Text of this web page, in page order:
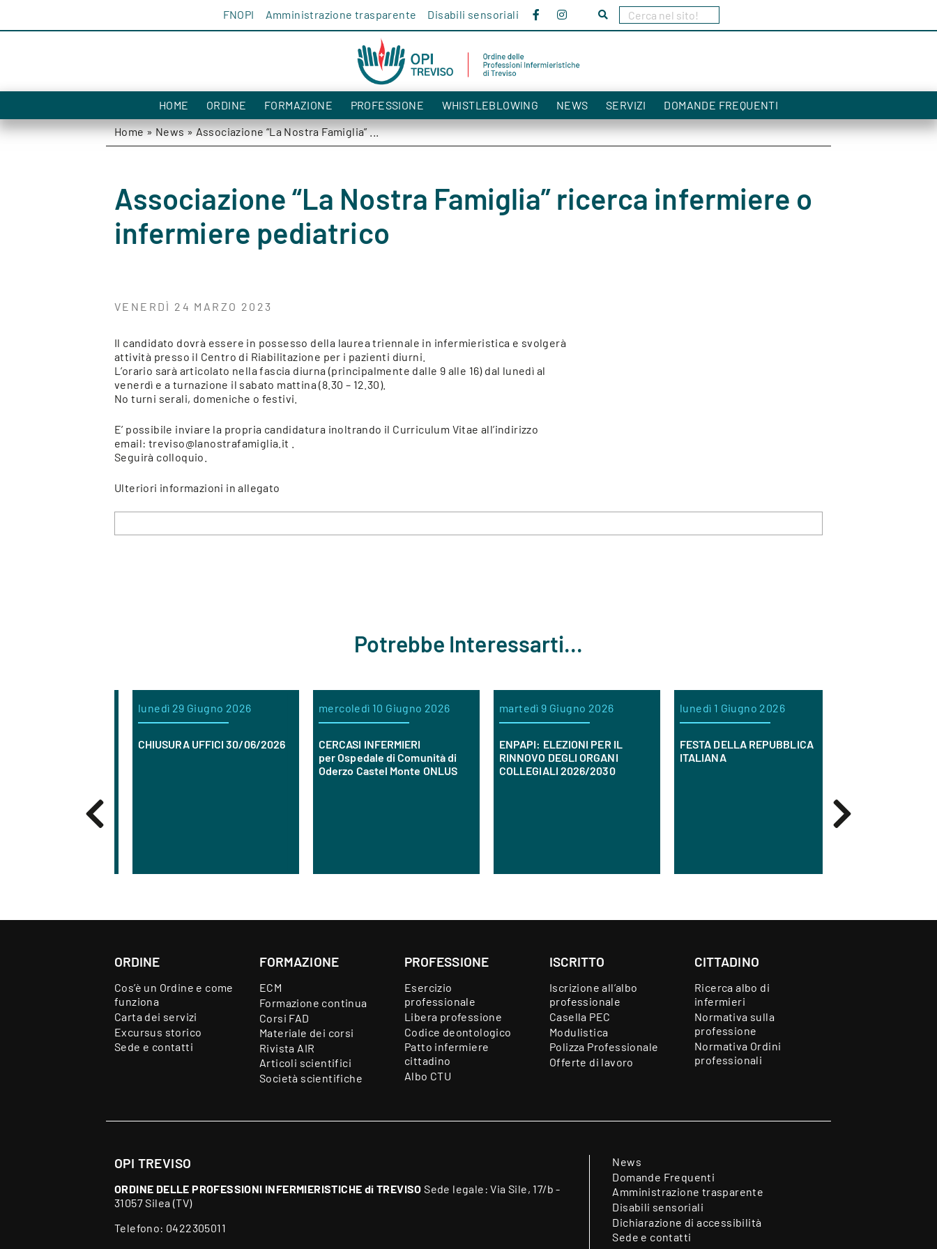
FNOPI Amministrazione trasparente Disabili sensoriali
Cerca nel sito!
Cerca
HOME ORDINE FORMAZIONE PROFESSIONE WHISTLEBLOWING NEWS SERVIZI
DOMANDE FREQUENTI
Home»News»Associazione “La Nostra Famiglia” ...
Associazione “La Nostra Famiglia” ricerca infermiere o
infermiere pediatrico
VENERDÌ 24 MARZO 2023
Il candidato dovrà essere in possesso della laurea triennale in infermieristica e svolgerà
attività presso il Centro di Riabilitazione per i pazienti diurni.
L’orario sarà articolato nella fascia diurna (principalmente dalle 9 alle 16) dal lunedì al
venerdì e a turnazione il sabato mattina (8.30 – 12.30).
No turni serali, domeniche o festivi.
E’ possibile inviare la propria candidatura inoltrando il Curriculum Vitae all’indirizzo
email: treviso@lanostrafamiglia.it .
Seguirà colloquio.
Ulteriori informazioni in allegato
Potrebbe Interessarti...
lunedì 29 Giugno 2026
CHIUSURA UFFICI 30/06/2026
mercoledì 10 Giugno 2026
CERCASI INFERMIERI
per Ospedale di Comunità di
Oderzo Castel Monte ONLUS
martedì 9 Giugno 2026
ENPAPI: ELEZIONI PER IL
RINNOVO DEGLI ORGANI
COLLEGIALI 2026/2030
lunedì 1 Giugno 2026
FESTA DELLA REPUBBLICA
ITALIANA
ORDINE
Cos’è un Ordine e come
funziona
Carta dei servizi
Excursus storico
Sede e contatti
FORMAZIONE
ECM
Formazione continua
Corsi FAD
Materiale dei corsi
Rivista AIR
Articoli scientifici
Società scientifiche
PROFESSIONE
Esercizio
professionale
Libera professione
Codice deontologico
Patto infermiere
cittadino
Albo CTU
ISCRITTO
Iscrizione all’albo
professionale
Casella PEC
Modulistica
Polizza Professionale
Offerte di lavoro
CITTADINO
Ricerca albo di
infermieri
Normativa sulla
professione
Normativa Ordini
professionali
OPI TREVISO
ORDINE DELLE PROFESSIONI INFERMIERISTICHE di TREVISO Sede legale: Via Sile, 17/b -
31057 Silea (TV)
Telefono: 0422305011
News
Domande Frequenti
Amministrazione trasparente
Disabili sensoriali
Dichiarazione di accessibilità
Sede e contatti